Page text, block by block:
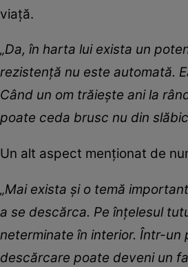
viață.
„Da, în harta lui exista un
rezistență nu este automată.
Când un om trăiește ani la
poate ceda brusc nu din
Un alt aspect menționat de
„Mai exista și o temă
a se descărca. Pe înțelesul
neterminate în interior. Într-un
descărcare poate deveni un